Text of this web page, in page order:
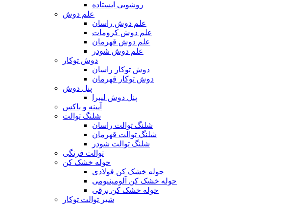
روشویی‌ ایستاده
علم دوش
علم دوش راسان
علم دوش کرومات
علم دوش قهرمان
علم دوش شودر
دوش توکار
دوش توکار راسان
دوش توکار قهرمان
پنل دوش
پنل دوش لیبرا
آیینه و باکس
شلنگ توالت
شلنگ توالت راسان
شلنگ توالت قهرمان
شلنگ توالت شودر
توالت فرنگی
حوله خشک کن
حوله خشک کن فولادی
حوله خشک کن آلومینیومی
حوله خشک کن برقی
شیر توالت توکار